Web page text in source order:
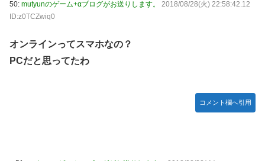
50: mutyunのゲーム+αブログがお送りします。
2018/08/28(火) 22:58:42.12
ID:z0TCZwiq0
オンラインってスマホなの？
PCだと思ってたわ
コメント欄へ引用